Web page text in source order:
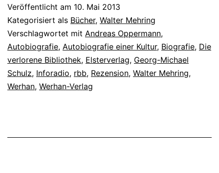
Veröffentlicht am 10. Mai 2013
Kategorisiert als Bücher, Walter Mehring
Verschlagwortet mit Andreas Oppermann,
Autobiografie, Autobiografie einer Kultur, Biografie, Die
verlorene Bibliothek, Elsterverlag, Georg-Michael
Schulz, Inforadio, rbb, Rezension, Walter Mehring,
Werhan, Werhan-Verlag